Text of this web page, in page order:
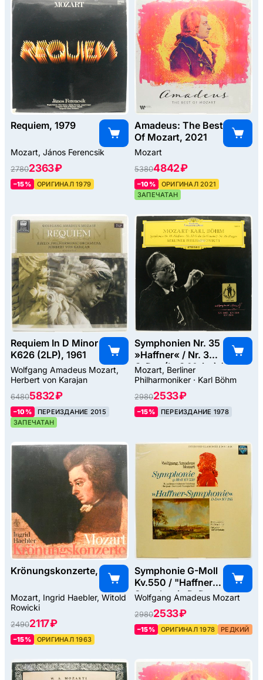
Requiem, 1979
Mozart, János Ferencsik
27802363 ₽
–15% ОРИГИНАЛ 1979
Amadeus: The Best
Of Mozart, 2021
Mozart
53804842 ₽
–10%
ОРИГИНАЛ 2021
ЗАПЕЧАТАН
Requiem In D Minor
K626 (2LP), 1961
Wolfgang Amadeus Mozart,
Herbert von Karajan
64805832 ₽
–10%
ПЕРЕИЗДАНИЕ 2015
ЗАПЕЧАТАН
Symphonien Nr. 35
»Haffner« / Nr. 32
G-Dur (In G Major) /
Nr. 38
»Prager«, 1960
Mozart, Berliner
Philharmoniker · Karl Böhm
29802533 ₽
–15% ПЕРЕИЗДАНИЕ 1978
Krönungskonzerte, 1963
Mozart, Ingrid Haebler, Witold
Rowicki
24902117 ₽
–15% ОРИГИНАЛ 1963
Symphonie G-Moll
Kv.550 / "Haffner-
Symphonie D-Dur
Kv.385, 1978
Wolfgang Amadeus Mozart
29802533 ₽
–15% ОРИГИНАЛ 1978 РЕДКИЙ